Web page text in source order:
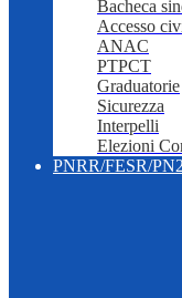
Bacheca
Accesso
ANAC
PTPCT
Graduatorie
Sicurezza
Interpelli
Elezioni
PNRR/FESR/